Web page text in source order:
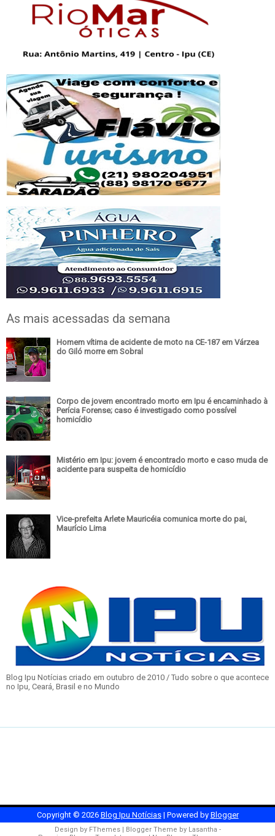
As mais acessadas da semana
Homem vítima de acidente de moto na CE-187 em Várzea
do Giló morre em Sobral
Corpo de jovem encontrado morto em Ipu é encaminhado à
Perícia Forense; caso é investigado como possível
homicídio
Mistério em Ipu: jovem é encontrado morto e caso muda de
acidente para suspeita de homicídio
Vice-prefeita Arlete Mauricéia comunica morte do pai,
Maurício Lima
Blog Ipu Notícias criado em outubro de 2010 / Tudo sobre o que acontece
no Ipu, Ceará, Brasil e no Mundo
Copyright © 2026 Blog Ipu Notícias| Powered by Blogger
Design by FThemes| Blogger Theme by Lasantha -